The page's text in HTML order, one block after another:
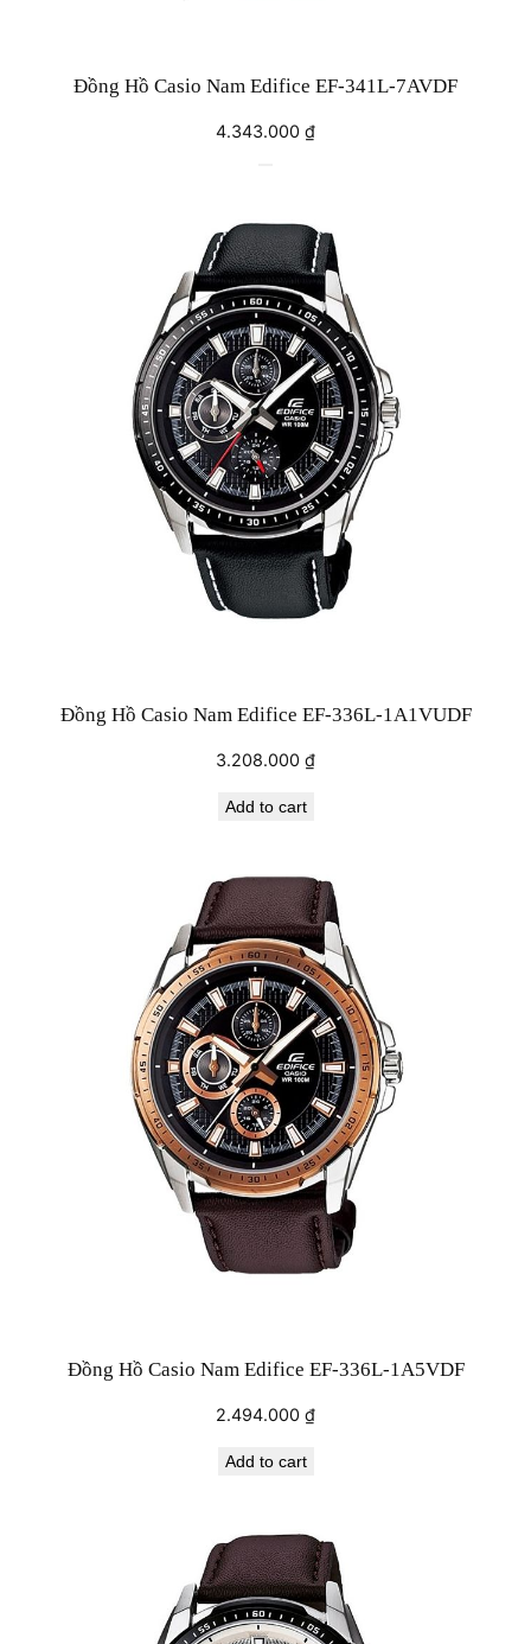
Đồng Hồ Casio Nam Edifice EF-341L-7AVDF
4.343.000 ₫
Đồng Hồ Casio Nam Edifice EF-336L-1A1VUDF
3.208.000 ₫
Add to cart
Đồng Hồ Casio Nam Edifice EF-336L-1A5VDF
2.494.000 ₫
Add to cart